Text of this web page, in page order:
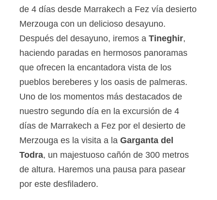
de 4 días desde Marrakech a Fez vía desierto
Merzouga con un delicioso desayuno.
Después del desayuno, iremos a Tineghir,
haciendo paradas en hermosos panoramas
que ofrecen la encantadora vista de los
pueblos bereberes y los oasis de palmeras.
Uno de los momentos más destacados de
nuestro segundo día en la excursión de 4
días de Marrakech a Fez por el desierto de
Merzouga es la visita a la Garganta del
Todra, un majestuoso cañón de 300 metros
de altura. Haremos una pausa para pasear
por este desfiladero.